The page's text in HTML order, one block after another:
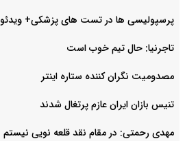
پرسپولیسی ها در تست های پزشکی+ ویدئو
تاجرنیا: حال تیم خوب است
مصدومیت نگران کننده ستاره اینتر
تنیس بازان ایران عازم پرتغال شدند
مهدی رحمتی: در مقام نقد قلعه نویی نیستم